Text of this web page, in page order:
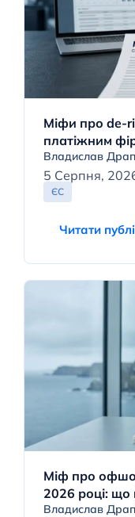
Міфи про de-
платіжним
Владислав
5 Серпня,
ЄС
Читати
Міф про
2026 році: що
Владислав